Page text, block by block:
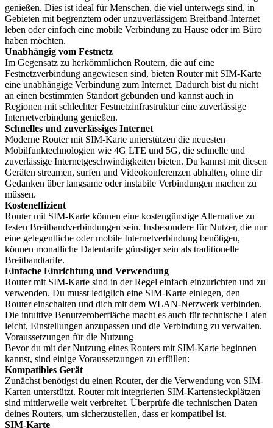
genießen. Dies ist ideal für Menschen, die viel unterwegs sind, in
Gebieten mit begrenztem oder unzuverlässigem Breitband-Internet
leben oder einfach eine mobile Verbindung zu Hause oder im Büro
haben möchten.
Unabhängig vom Festnetz
Im Gegensatz zu herkömmlichen Routern, die auf eine
Festnetzverbindung angewiesen sind, bieten Router mit SIM-Karte
eine unabhängige Verbindung zum Internet. Dadurch bist du nicht
an einen bestimmten Standort gebunden und kannst auch in
Regionen mit schlechter Festnetzinfrastruktur eine zuverlässige
Internetverbindung genießen.
Schnelles und zuverlässiges Internet
Moderne Router mit SIM-Karte unterstützen die neuesten
Mobilfunktechnologien wie 4G LTE und 5G, die schnelle und
zuverlässige Internetgeschwindigkeiten bieten. Du kannst mit diesen
Geräten streamen, surfen und Videokonferenzen abhalten, ohne dir
Gedanken über langsame oder instabile Verbindungen machen zu
müssen.
Kosteneffizient
Router mit SIM-Karte können eine kostengünstige Alternative zu
festen Breitbandverbindungen sein. Insbesondere für Nutzer, die nur
eine gelegentliche oder mobile Internetverbindung benötigen,
können monatliche Datentarife günstiger sein als traditionelle
Breitbandtarife.
Einfache Einrichtung und Verwendung
Router mit SIM-Karte sind in der Regel einfach einzurichten und zu
verwenden. Du musst lediglich eine SIM-Karte einlegen, den
Router einschalten und dich mit dem WLAN-Netzwerk verbinden.
Die intuitive Benutzeroberfläche macht es auch für technische Laien
leicht, Einstellungen anzupassen und die Verbindung zu verwalten.
Voraussetzungen für die Nutzung
Bevor du mit der Nutzung eines Routers mit SIM-Karte beginnen
kannst, sind einige Voraussetzungen zu erfüllen:
Kompatibles Gerät
Zunächst benötigst du einen Router, der die Verwendung von SIM-
Karten unterstützt. Router mit integrierten SIM-Kartensteckplätzen
sind mittlerweile weit verbreitet. Überprüfe die technischen Daten
deines Routers, um sicherzustellen, dass er kompatibel ist.
SIM-Karte